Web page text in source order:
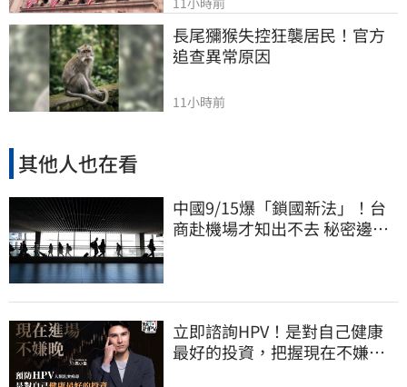
長尾獼猴失控狂襲居民！官方
追查異常原因
11小時前
其他人也在看
中國9/15爆「鎖國新法」！台
商赴機場才知出不去 秘密邊控
立即諮詢HPV！是對自己健康
最好的投資，把握現在不嫌